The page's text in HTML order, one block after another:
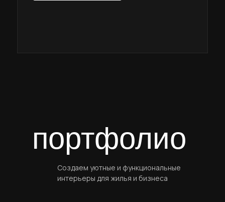
портфолио
Создаем уютные и функциональные
интерьеры для жилья и бизнеса